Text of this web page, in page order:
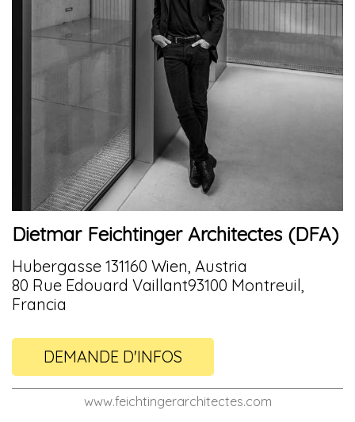
Dietmar Feichtinger Architectes (DFA)
Hubergasse 131160 Wien, Austria
80 Rue Edouard Vaillant93100 Montreuil,
Francia
DEMANDE D'INFOS
www.feichtingerarchitectes.com